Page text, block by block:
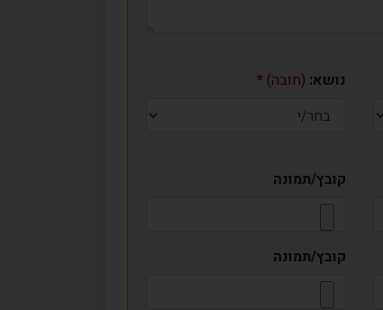
נושא: (חובה)
קובץ/תמונה
קובץ/תמונה